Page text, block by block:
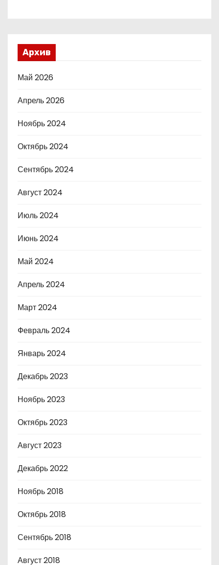
Архив
Май 2026
Апрель 2026
Ноябрь 2024
Октябрь 2024
Сентябрь 2024
Август 2024
Июль 2024
Июнь 2024
Май 2024
Апрель 2024
Март 2024
Февраль 2024
Январь 2024
Декабрь 2023
Ноябрь 2023
Октябрь 2023
Август 2023
Декабрь 2022
Ноябрь 2018
Октябрь 2018
Сентябрь 2018
Август 2018